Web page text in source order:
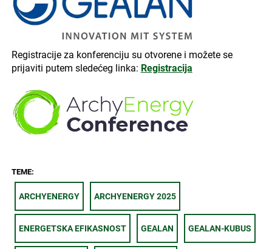
Registracije za konferenciju su otvorene i možete se
prijaviti putem sledećeg linka: Registracija
TEME:
ARCHYENERGY ARCHYENERGY 2025
ENERGETSKA EFIKASNOST GEALAN GEALAN-KUBUS